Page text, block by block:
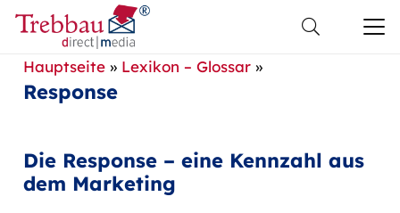
Hauptseite» Lexikon – Glossar»
Response
Die Response – eine Kennzahl aus
dem Marketing